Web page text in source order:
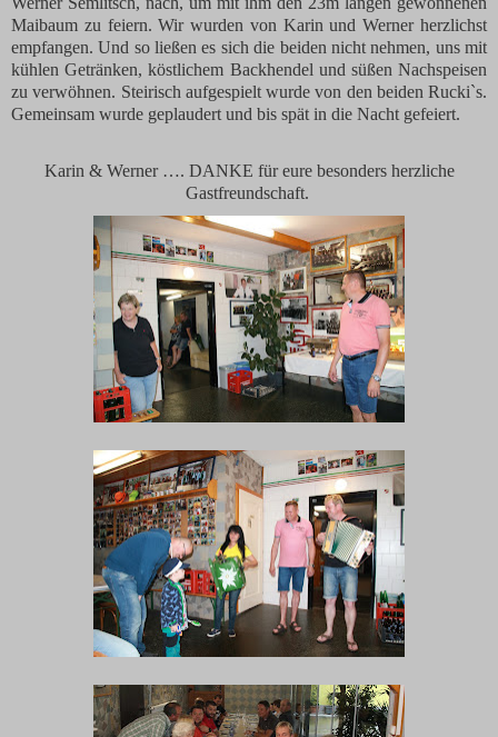
Maibaum zu feiern. Wir wurden von Karin und Werner herzlichst
empfangen. Und so ließen es sich die beiden nicht nehmen, uns mit
kühlen Getränken, köstlichem Backhendel und süßen Nachspeisen
zu verwöhnen. Steirisch aufgespielt wurde von den beiden Rucki`s.
Gemeinsam wurde geplaudert und bis spät in die Nacht gefeiert.
Karin & Werner …. DANKE für eure besonders herzliche
Gastfreundschaft.